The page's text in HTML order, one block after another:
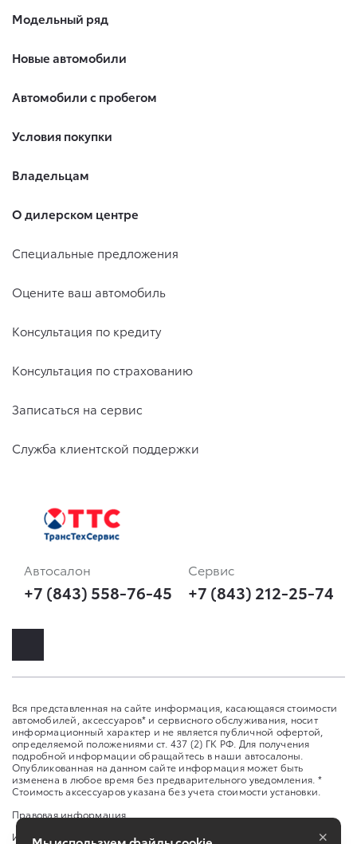
Модельный ряд
Новые автомобили
Автомобили с пробегом
Условия покупки
Владельцам
О дилерском центре
Специальные предложения
Оцените ваш автомобиль
Консультация по кредиту
Консультация по страхованию
Записаться на сервис
Служба клиентской поддержки
Автосалон
+7 (843) 558-76-45
Сервис
+7 (843) 212-25-74
Вся представленная на сайте информация, касающаяся стоимости
автомобилей, аксессуаров* и сервисного обслуживания, носит
информационный характер и не является публичной офертой,
определяемой положениями ст. 437 (2) ГК РФ. Для получения
подробной информации обращайтесь в наши автосалоны.
Опубликованная на данном сайте информация может быть
изменена в любое время без предварительного уведомления. *
Стоимость аксессуаров указана без учета стоимости установки.
Правовая информация
Изменить настройку cookies
×